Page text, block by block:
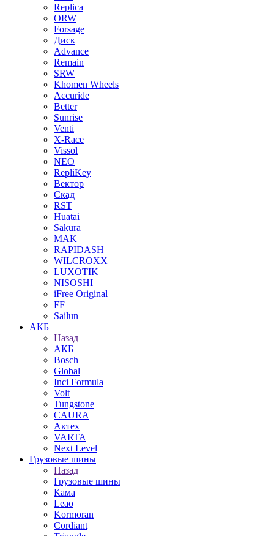
Replica
ORW
Forsage
Диск
Advance
Remain
SRW
Khomen Wheels
Accuride
Better
Sunrise
Venti
X-Race
Vissol
NEO
RepliKey
Вектор
Скад
RST
Huatai
Sakura
MAK
RAPIDASH
WILCROXX
LUXOTIK
NISOSHI
iFree Original
FF
Sailun
АКБ
Назад
АКБ
Bosch
Global
Inci Formula
Volt
Tungstone
CAURA
Актех
VARTA
Next Level
Грузовые шины
Назад
Грузовые шины
Кама
Leao
Kormoran
Cordiant